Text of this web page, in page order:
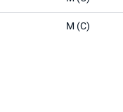
M (C)